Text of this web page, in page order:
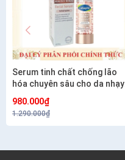
Serum tinh chất chống lão
hóa chuyên sâu cho da nhạy
cảm CETAPHIL HEALTHY
RENEW SERUM 30G
980.000₫
1.290.000₫